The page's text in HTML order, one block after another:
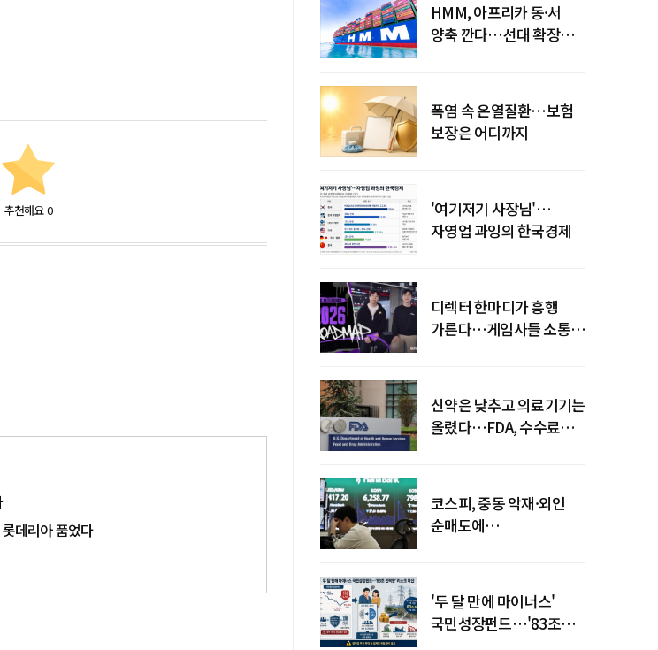
추천해요 0
데리아 품었다
HMM, 아프리카 동·서
양축 깐다…선대 확장
폭염 속 온열질환…보험
보장은 어디까지
'여기저기 사장님'…
자영업 과잉의 한국경제
디렉터 한마디가 흥행
가른다…게임사들 소통
신약은 낮추고 의료기기는
올렸다…FDA, 수수료
코스피, 중동 악재·외인
순매도에
'두 달 만에 마이너스'
국민성장펀드…'83조